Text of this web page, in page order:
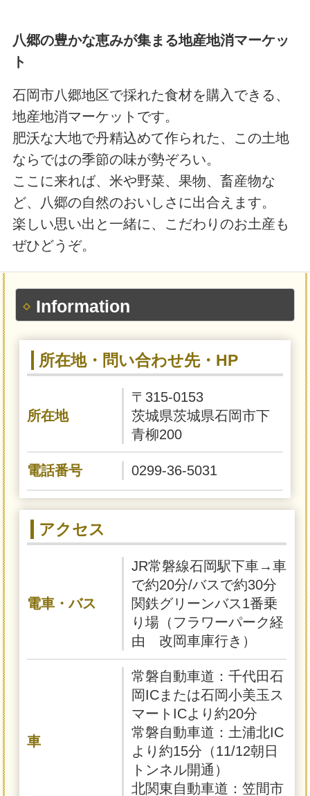
八郷の豊かな恵みが集まる地産地消マーケッ
ト
石岡市八郷地区で採れた食材を購入できる、
地産地消マーケットです。
肥沃な大地で丹精込めて作られた、この土地
ならではの季節の味が勢ぞろい。
ここに来れば、米や野菜、果物、畜産物な
ど、八郷の自然のおいしさに出合えます。
楽しい思い出と一緒に、こだわりのお土産も
ぜひどうぞ。
Information
所在地・問い合わせ先・HP
所在地
〒315-0153
茨城県茨城県石岡市下
青柳200
電話番号 0299-36-5031
アクセス
電車・バス
JR常磐線石岡駅下車→車
で約20分/バスで約30分
関鉄グリーンバス1番乗
り場（フラワーパーク経
由 改岡車庫行き）
車
常磐自動車道：千代田石
岡ICまたは石岡小美玉ス
マートICより約20分
常磐自動車道：土浦北IC
より約15分（11/12朝日
トンネル開通）
北関東自動車道：笠間市